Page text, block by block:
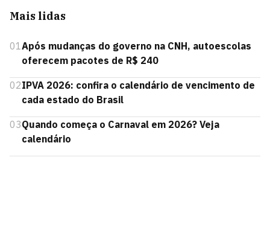
Mais lidas
01Após mudanças do governo na CNH, autoescolas
oferecem pacotes de R$ 240
02IPVA 2026: confira o calendário de vencimento de
cada estado do Brasil
03Quando começa o Carnaval em 2026? Veja
calendário